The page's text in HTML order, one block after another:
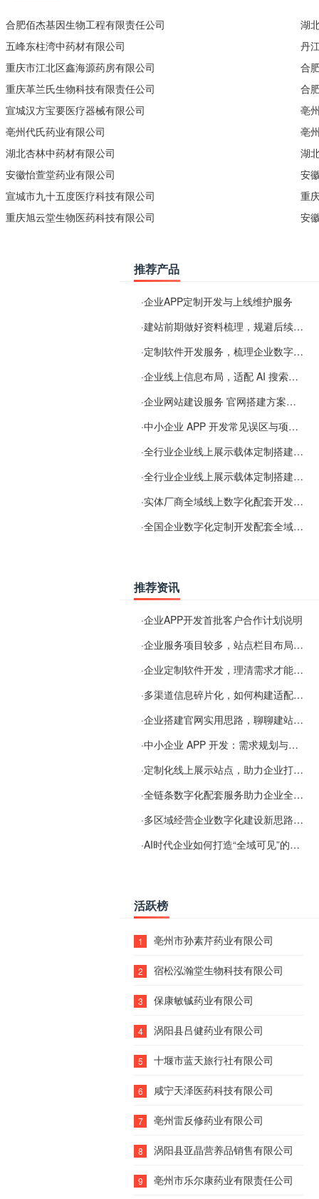
合肥佰杰基因生物工程有限责任公司
五峰东柱湾中药材有限公司
重庆市江北区鑫海源药房有限公司
重庆革兰氏生物科技有限责任公司
宣城汉方宝要医疗器械有限公司
亳州代氏药业有限公司
湖北杏林中药材有限公司
安徽怡萱堂药业有限公司
宣城市九十五度医疗科技有限公司
重庆旭云堂生物医药科技有限公司
湖
丹
合
合
亳
亳
湖
安
重
安
推荐产品
·企业APP定制开发与上线维护服务
·建站前期做好资料梳理，规避后续各类使用难题
·定制软件开发服务，梳理企业数字化落地常见难点
·企业线上信息布局，适配 AI 搜索需要留意这些要点
·企业网站建设服务 官网搭建方案经验分享
·中小企业 APP 开发常见误区与项目规划实用经验
·全行业企业线上展示载体定制搭建服务
·全行业企业线上展示载体定制搭建服务
·实体厂商全域线上数字化配套开发与地域检索优化服务
·全国企业数字化定制开发配套全域搜索优化服务
推荐资讯
·企业APP开发首批客户合作计划说明
·企业服务项目较多，站点栏目布局规划参考思路
·企业定制软件开发，理清需求才能提升数字化落地效率
·多渠道信息碎片化，如何构建适配 AI 检索的品牌信息源
·企业搭建官网实用思路，聊聊建站容易忽视的问题
·中小企业 APP 开发：需求规划与项目落地避坑经验分享
·定制化线上展示站点，助力企业打通线上经营渠道
·全链条数字化配套服务助力企业全域线上经营
·多区域经营企业数字化建设新思路：多端载体与地域检索一体化落地思路分享
·AI时代企业如何打造“全域可见”的数字资产？梓彤超越给出新解法
活跃榜
1 亳州市孙素芹药业有限公司
2 宿松泓瀚堂生物科技有限公司
3 保康敏铖药业有限公司
4 涡阳县吕健药业有限公司
5 十堰市蓝天旅行社有限公司
6 咸宁天泽医药科技有限公司
7 亳州雷反修药业有限公司
8 涡阳县亚晶营养品销售有限公司
9 亳州市乐尔康药业有限责任公司